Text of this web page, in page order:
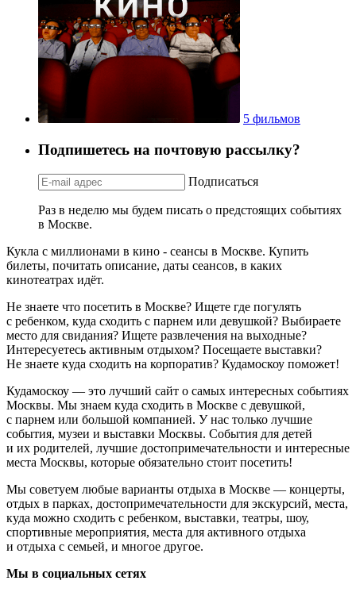
5 фильмов
Подпишетесь на почтовую рассылку?
Подписаться
Раз в неделю мы будем писать о предстоящих событиях
в Москве.
Кукла с миллионами в кино - сеансы в Москве. Купить
билеты, почитать описание, даты сеансов, в каких
кинотеатрах идёт.
Не знаете что посетить в Москве? Ищете где погулять
с ребенком, куда сходить с парнем или девушкой? Выбираете
место для свидания? Ищете развлечения на выходные?
Интересуетесь активным отдыхом? Посещаете выставки?
Не знаете куда сходить на корпоратив? Кудамоскоу поможет!
Кудамоскоу — это лучший сайт о самых интересных событиях
Москвы. Мы знаем куда сходить в Москве с девушкой,
с парнем или большой компанией. У нас только лучшие
события, музеи и выставки Москвы. События для детей
и их родителей, лучшие достопримечательности и интересные
места Москвы, которые обязательно стоит посетить!
Мы советуем любые варианты отдыха в Москве — концерты,
отдых в парках, достопримечательности для экскурсий, места,
куда можно сходить с ребенком, выставки, театры, шоу,
спортивные мероприятия, места для активного отдыха
и отдыха с семьей, и многое другое.
Мы в социальных сетях